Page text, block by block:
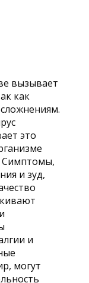
вызывает
как
это
Симптомы,
и зуд,
и
могут